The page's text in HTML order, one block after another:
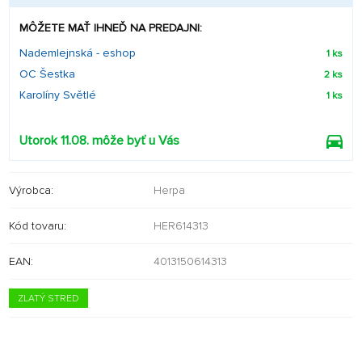
MÔŽETE MAŤ IHNEĎ NA PREDAJNI:
Nademlejnská - eshop
1 ks
OC Šestka 2 ks
Karolíny Světlé 1 ks
Utorok 11.08. môže byť u Vás
Výrobca: Herpa
Kód tovaru: HER614313
EAN: 4013150614313
ZLATÝ STRED